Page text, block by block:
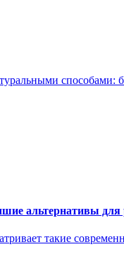
альтернативы
такие